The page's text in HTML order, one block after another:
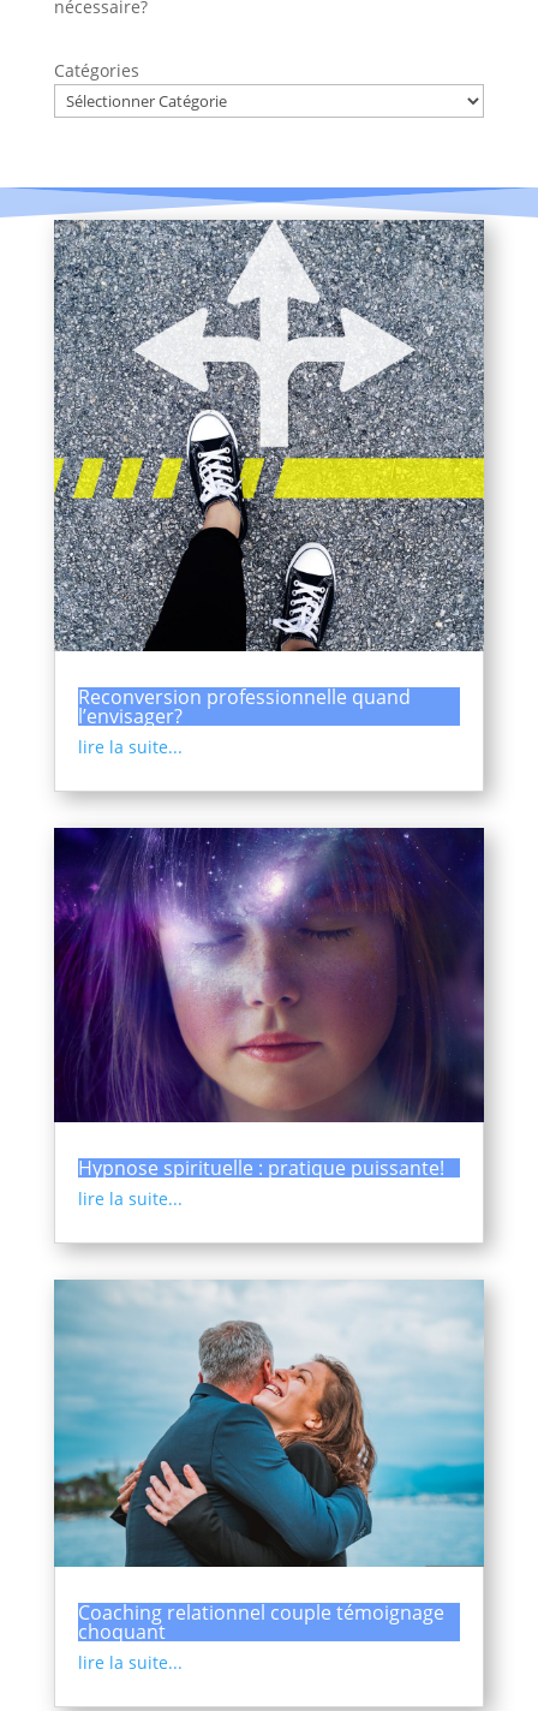
nécessaire?
Catégories
Reconversion professionnelle quand
l’envisager?
lire la suite...
Hypnose spirituelle : pratique puissante!
lire la suite...
Coaching relationnel couple témoignage
choquant
lire la suite...